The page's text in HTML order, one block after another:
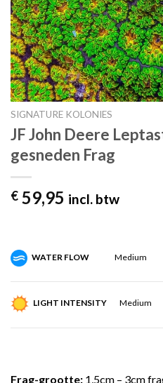
SIGNATURE KOLONIES
JF John Deere
gesneden Frag
€ 59,95 incl. btw
WATER FLOW Medium
LIGHT INTENSITY Medium
Frag-grootte: 1,5cm – 3cm